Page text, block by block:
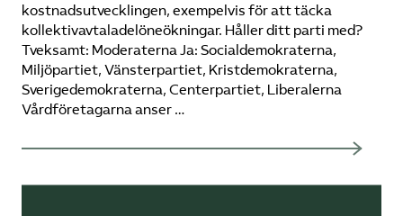
kostnadsutvecklingen, exempelvis för att täcka
kollektivavtaladelöneökningar. Håller ditt parti med?
Tveksamt: Moderaterna Ja: Socialdemokraterna,
Miljöpartiet, Vänsterpartiet, Kristdemokraterna,
Sverigedemokraterna, Centerpartiet, Liberalerna
Vårdföretagarna anser …